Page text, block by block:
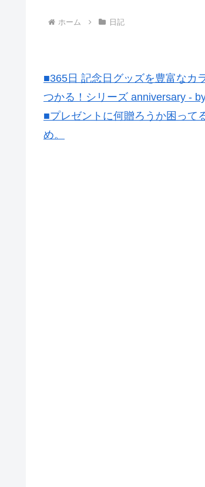
ホーム 日記
■365日 記念日グッズを豊富なカ
つかる！シリーズ anniversary -
■プレゼントに何贈ろうか困って
め。